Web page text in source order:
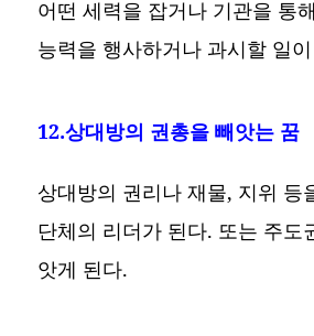
어떤 세력을 잡거나 기관을 통
능력을 행사하거나 과시할 일
12.상대방의 권총을 빼앗는 꿈
상대방의 권리나 재물, 지위 등
단체의 리더가 된다. 또는 주도
앗게 된다.